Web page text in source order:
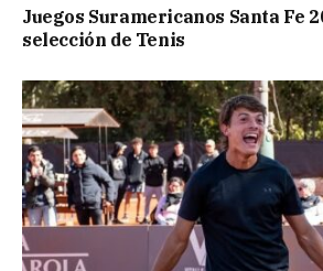
Juegos Suramericanos Santa Fe
selección de Tenis